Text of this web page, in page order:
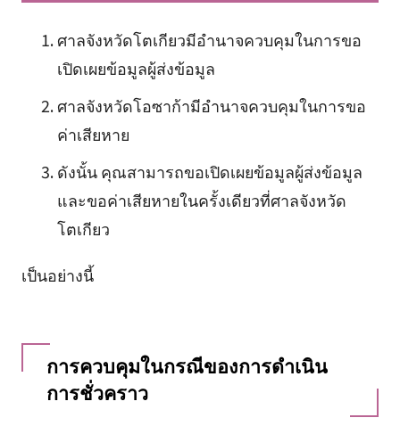
ศาลจังหวัดโตเกียวมีอำนาจควบคุมในการขอ
เปิดเผยข้อมูลผู้ส่งข้อมูล
ศาลจังหวัดโอซาก้ามีอำนาจควบคุมในการขอ
ค่าเสียหาย
ดังนั้น คุณสามารถขอเปิดเผยข้อมูลผู้ส่งข้อมูล
และขอค่าเสียหายในครั้งเดียวที่ศาลจังหวัด
โตเกียว
เป็นอย่างนี้
การควบคุมในกรณีของการดำเนิน
การชั่วคราว